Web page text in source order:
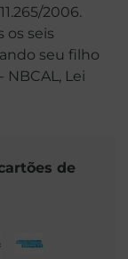
2006.
os seis
seu filho
NBCAL, Lei
de